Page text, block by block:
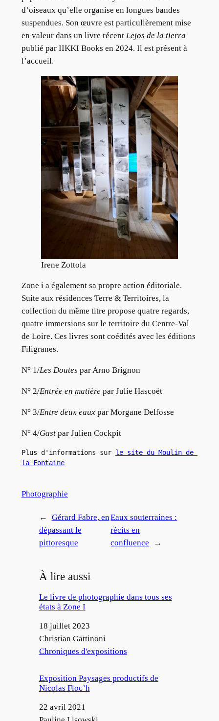
d’oiseaux qu’elle organise en longues bandes
suspendues. Son œuvre est particulièrement mise
en valeur dans un livre récent Lejos de la tierra
publié par IIKKI Books en 2024. Il est présent à
l’accueil.
Irene Zottola
Zone i a également sa propre action éditoriale.
Suite aux résidences Terre & Territoires, la
collection du même titre propose quatre regards,
quatre immersions sur le territoire du Centre-Val
de Loire. Ces livres sont coédités avec les éditions
Filigranes.
N° 1/Les Doutes par Arno Brignon
N° 2/Entrée en matièrepar Julie Hascoët
N° 3/Entre deux eauxpar Morgane Delfosse
N° 4/Gastpar Julien Cockpit
Plus d'informations sur le site du Moulin de
la Fontaine
Photographie
←
Gérard Fabre, en
dépassant le
pittoresque
Eaux souterraines :
récits en
confluence
→
À lire aussi
Le livre de photographie dans tous ses
états à Zone I
Date
18 juillet 2023
Auteur
Christian Gattinoni
Par rapport à
Chroniques d'expositions
Exposition Paysages productifs de
Nicolas Floc’h
Date
22 avril 2021